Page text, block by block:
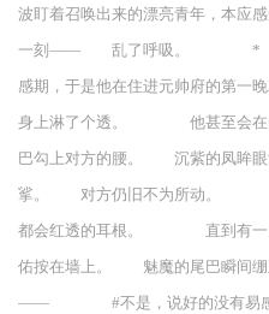
波盯着召唤出来的漂亮青年，本应
一刻—— 乱了呼吸。 * 晋星
感期，于是他在住进元帅府的第一
身上淋了个透。 他甚至会在秦
巴勾上对方的腰。 沉紫的凤眸眼
挲。 对方仍旧不为所动。 晋
都会红透的耳根。 直到有一天
佑按在墙上。 魅魔的尾巴瞬间绷
—— #不是，说好的没有易感